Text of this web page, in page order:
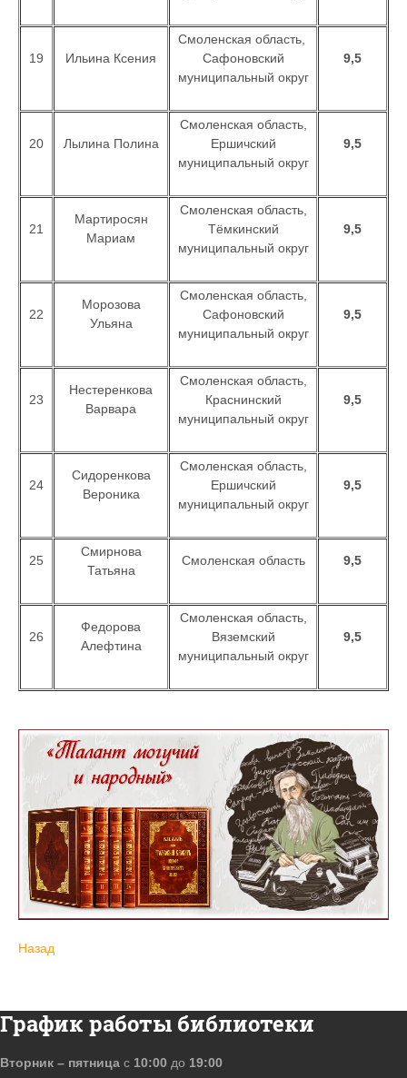
19 Ильина Ксения
Смоленская область,
Сафоновский
муниципальный округ
9,5
20 Лылина Полина
Смоленская область,
Ершичский
муниципальный округ
9,5
21
Мартиросян
Мариам
Смоленская область,
Тёмкинский
муниципальный округ
9,5
22
Морозова
Ульяна
Смоленская область,
Сафоновский
муниципальный округ
9,5
23
Нестеренкова
Варвара
Смоленская область,
Краснинский
муниципальный округ
9,5
24
Сидоренкова
Вероника
Смоленская область,
Ершичский
муниципальный округ
9,5
25
Смирнова
Татьяна
Смоленская область 9,5
26
Федорова
Алефтина
Смоленская область,
Вяземский
муниципальный округ
9,5
Назад
График работы библиотеки
Вторник – пятница с 10:00 до 19:00